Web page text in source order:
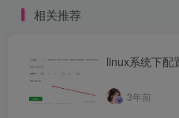
相关推荐
linux系统下配
3年前